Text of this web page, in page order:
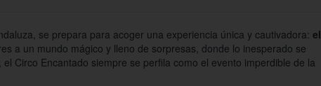
se prepara para acoger una experiencia única y cautivadora: el
a un mundo mágico y lleno de sorpresas, donde lo inesperado se
Circo Encantado siempre se perfila como el evento imperdible de la